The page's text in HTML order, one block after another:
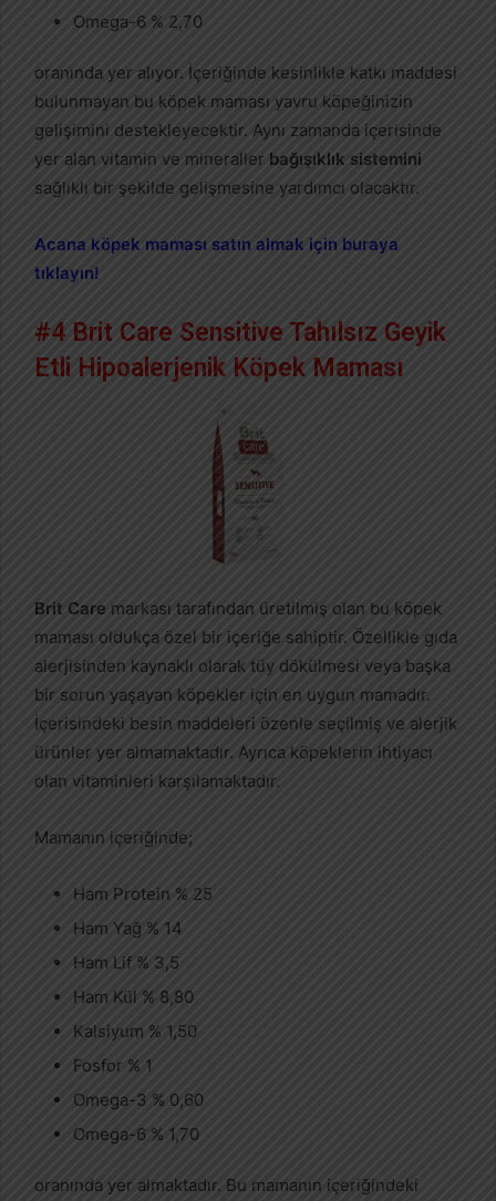
Omega-6 % 2,70
oranında yer alıyor. İçeriğinde kesinlikle katkı maddesi
bulunmayan bu köpek maması yavru köpeğinizin
gelişimini destekleyecektir. Aynı zamanda içerisinde
yer alan vitamin ve mineraller bağışıklık sistemini
sağlıklı bir şekilde gelişmesine yardımcı olacaktır.
Acana köpek maması satın almak için buraya
tıklayın!
#4 Brit Care Sensitive Tahılsız Geyik
Etli Hipoalerjenik Köpek Maması
Brit Care markası tarafından üretilmiş olan bu köpek
maması oldukça özel bir içeriğe sahiptir. Özellikle gıda
alerjisinden kaynaklı olarak tüy dökülmesi veya başka
bir sorun yaşayan köpekler için en uygun mamadır.
İçerisindeki besin maddeleri özenle seçilmiş ve alerjik
ürünler yer almamaktadır. Ayrıca köpeklerin ihtiyacı
olan vitaminleri karşılamaktadır.
Mamanın içeriğinde;
Ham Protein % 25
Ham Yağ % 14
Ham Lif % 3,5
Ham Kül % 8,80
Kalsiyum % 1,50
Fosfor % 1
Omega-3 % 0,60
Omega-6 % 1,70
oranında yer almaktadır. Bu mamanın içeriğindeki